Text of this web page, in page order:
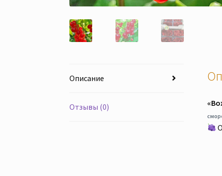
Описание
Отзывы (0)